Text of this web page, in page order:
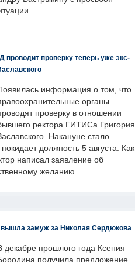
проверку теперь уже экс-
информация о том, что
органы
проверку в отношении
ректора ГИТИСа Григория
Накануне стало
должность 5 августа. Как
написал заявление об
желанию.
замуж за Николая Сердюкова
декабре прошлого года Ксения
получила предложение